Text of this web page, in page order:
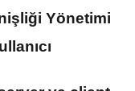
Yönetimi